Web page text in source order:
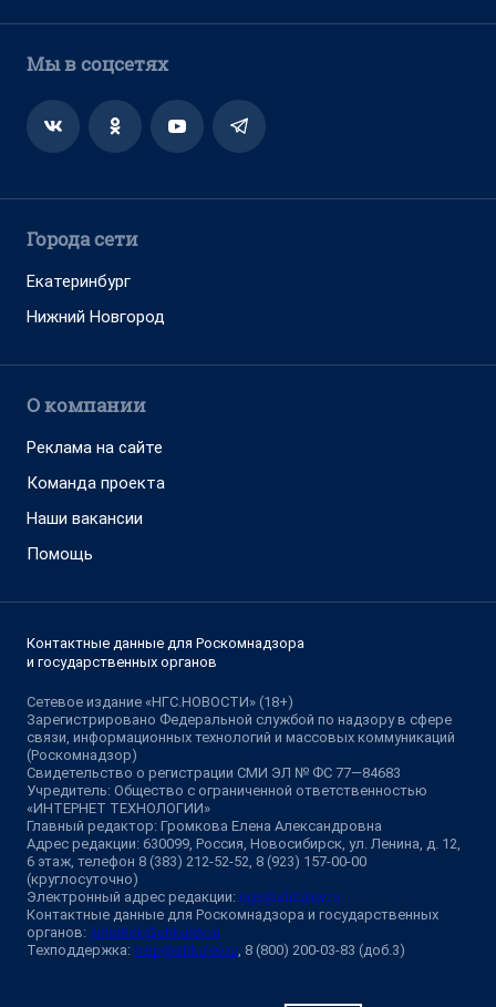
Мы в соцсетях
Города сети
Екатеринбург
Нижний Новгород
О компании
Реклама на сайте
Команда проекта
Наши вакансии
Помощь
Контактные данные для Роскомнадзора
и государственных органов
Сетевое издание «НГС.НОВОСТИ» (18+)
Зарегистрировано Федеральной службой по надзору в сфере
связи, информационных технологий и массовых коммуникаций
(Роскомнадзор)
Свидетельство о регистрации СМИ ЭЛ № ФС 77—84683
Учредитель: Общество с ограниченной ответственностью
«ИНТЕРНЕТ ТЕХНОЛОГИИ»
Главный редактор: Громкова Елена Александровна
Адрес редакции: 630099, Россия, Новосибирск, ул. Ленина, д. 12,
6 этаж, телефон 8 (383) 212-52-52, 8 (923) 157-00-00
(круглосуточно)
Электронный адрес редакции: ngs@shkulev.ru
Контактные данные для Роскомнадзора и государственных
органов: juristnsk@shkulev.ru
Техподдержка: help@shkulev.ru, 8 (800) 200-03-83 (доб.3)